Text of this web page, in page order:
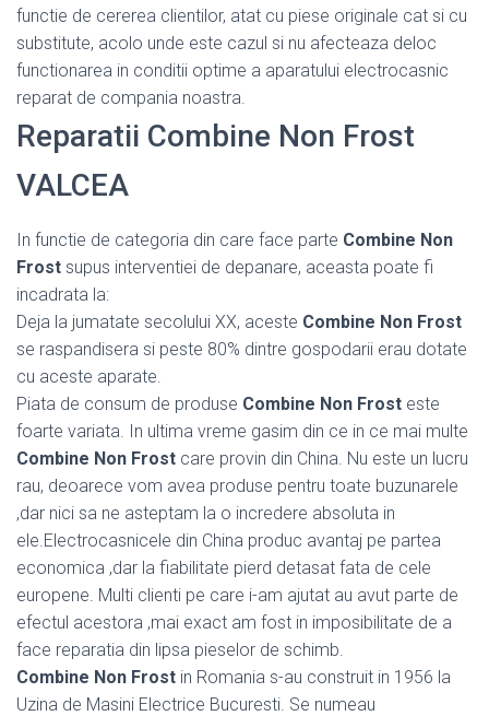
functie de cererea clientilor, atat cu piese originale cat si cu
substitute, acolo unde este cazul si nu afecteaza deloc
functionarea in conditii optime a aparatului electrocasnic
reparat de compania noastra.
Reparatii Combine Non Frost
VALCEA
In functie de categoria din care face parte Combine Non
Frost supus interventiei de depanare, aceasta poate fi
incadrata la:
Deja la jumatate secolului XX, aceste Combine Non Frost
se raspandisera si peste 80% dintre gospodarii erau dotate
cu aceste aparate.
Piata de consum de produse Combine Non Frost este
foarte variata. In ultima vreme gasim din ce in ce mai multe
Combine Non Frost care provin din China. Nu este un lucru
rau, deoarece vom avea produse pentru toate buzunarele
,dar nici sa ne asteptam la o incredere absoluta in
ele.Electrocasnicele din China produc avantaj pe partea
economica ,dar la fiabilitate pierd detasat fata de cele
europene. Multi clienti pe care i-am ajutat au avut parte de
efectul acestora ,mai exact am fost in imposibilitate de a
face reparatia din lipsa pieselor de schimb.
Combine Non Frost in Romania s-au construit in 1956 la
Uzina de Masini Electrice Bucuresti. Se numeau